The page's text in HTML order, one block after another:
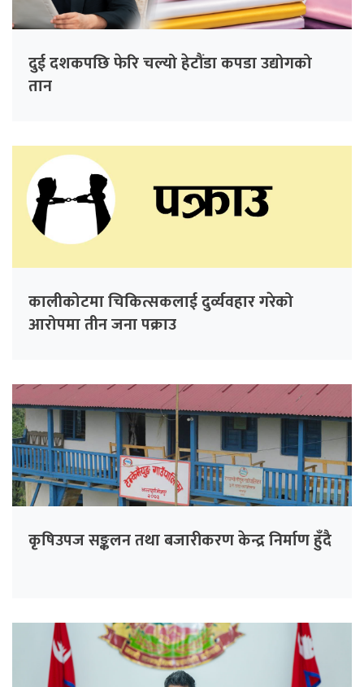
दुई दशकपछि फेरि चल्यो हेटौंडा कपडा उद्योगको
तान
कालीकोटमा चिकित्सकलाई दुर्व्यवहार गरेको
आरोपमा तीन जना पक्राउ
कृषिउपज सङ्कलन तथा बजारीकरण केन्द्र निर्माण हुँदै